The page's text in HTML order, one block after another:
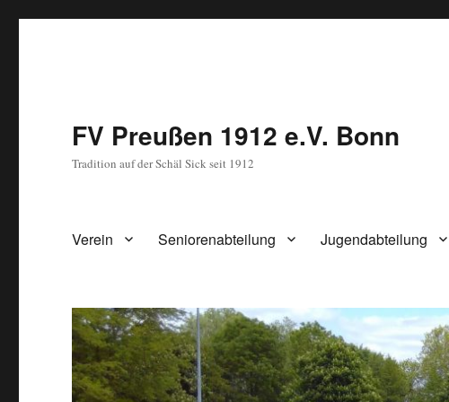
FV Preußen 1912 e.V. Bonn
Tradition auf der Schäl Sick seit 1912
Verein Seniorenabteilung Jugendabteilung